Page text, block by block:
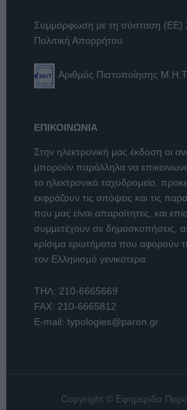
Συμμόρφωση με τη σύσταση (ΕΕ)
Πολιτική Απορρήτου
Αριθμός Πιστοποίησης
ΕΠΙΚΟΙΝΩΝΙΑ
Στην ηλεκτρονική μας έκδοση οι
μπορούν παράλληλα να
το ηλεκτρονικό ταχυδρομείο,
εκφράζουν τις απόψεις και τις
που μας είναι απαραίτητες, και
συμμετέχουν σε δημοσκοπήσεις,
κρίσιμα ερωτήματα που αφορούν
τον Ελληνισμό γενικότερα.
ΤΗΛ: 210-6665669
FAX: 210-6665812
E-mail: typologies@paron.gr
Copyright © Εφημερίδα